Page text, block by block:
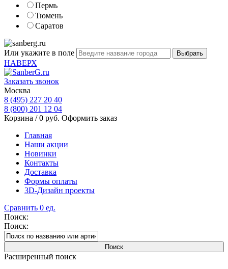
Пермь
Тюмень
Саратов
Или укажите в поле
НАВЕРХ
Заказать звонок
Москва
8 (495) 227 20 40
8 (800) 201 12 04
Корзина /0 руб. Оформить заказ
Главная
Наши акции
Новинки
Контакты
Доставка
Формы оплаты
3D-Дизайн проекты
Сравнить 0 ед.
Поиск:
Поиск:
Расширенный поиск